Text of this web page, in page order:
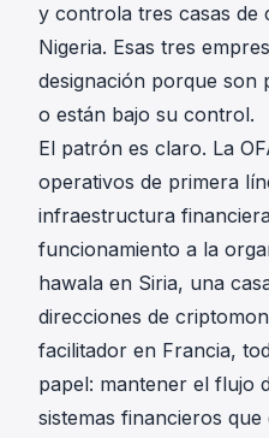
y controla tres casas de
Nigeria. Esas tres
designación porque son
o están bajo su control.
El patrón es claro. La
operativos de primera
infraestructura
funcionamiento a la
hawala en Siria, una
direcciones de
facilitador en Francia,
papel: mantener el flujo
sistemas financieros